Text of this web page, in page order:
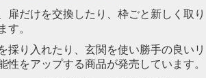
扉だけを交換したり、枠ごと新しく取り
す。
採り入れたり、玄関を使い勝手の良いリ
性をアップする商品が発売しています。